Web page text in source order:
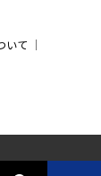
いて